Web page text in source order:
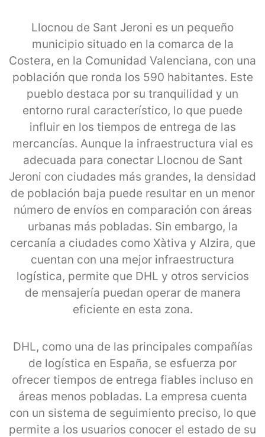
Llocnou de Sant Jeroni es un pequeño
municipio situado en la comarca de la
Costera, en la Comunidad Valenciana, con una
población que ronda los 590 habitantes. Este
pueblo destaca por su tranquilidad y un
entorno rural característico, lo que puede
influir en los tiempos de entrega de las
mercancías. Aunque la infraestructura vial es
adecuada para conectar Llocnou de Sant
Jeroni con ciudades más grandes, la densidad
de población baja puede resultar en un menor
número de envíos en comparación con áreas
urbanas más pobladas. Sin embargo, la
cercanía a ciudades como Xàtiva y Alzira, que
cuentan con una mejor infraestructura
logística, permite que DHL y otros servicios
de mensajería puedan operar de manera
eficiente en esta zona.
DHL, como una de las principales compañías
de logística en España, se esfuerza por
ofrecer tiempos de entrega fiables incluso en
áreas menos pobladas. La empresa cuenta
con un sistema de seguimiento preciso, lo que
permite a los usuarios conocer el estado de su